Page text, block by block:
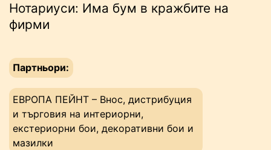
Нотариуси: Има бум в кражбите на
фирми
Партньори:
ЕВРОПА ПЕЙНТ – Внос, дистрибуция
и търговия на интериорни,
екстериорни бои, декоративни бои и
мазилки